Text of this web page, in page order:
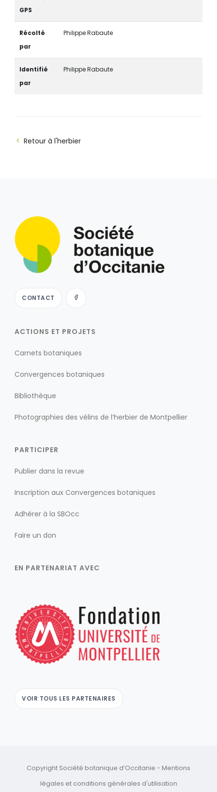
GPS
Récolté
par
Philippe Rabaute
Identifié
par
Philippe Rabaute
Retour à l'herbier
CONTACT
ACTIONS ET PROJETS
Carnets botaniques
Convergences botaniques
Bibliothèque
Photographies des vélins de l’herbier de Montpellier
PARTICIPER
Publier dans la revue
Inscription aux Convergences botaniques
Adhérer à la SBOcc
Faire un don
EN PARTENARIAT AVEC
VOIR TOUS LES PARTENAIRES
Copyright Société botanique d’Occitanie - Mentions
légales et conditions générales d'utilisation